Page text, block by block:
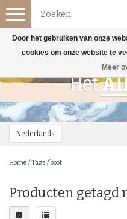
Nederlands
Toggle
navigation
Home /Tags /boot
Producten getagd
Door het gebruiken van onze
cookies om onze website te
Meer